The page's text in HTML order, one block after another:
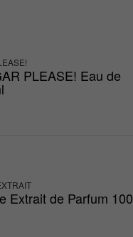
PLEASE! Eau de
Extrait de Parfum 100